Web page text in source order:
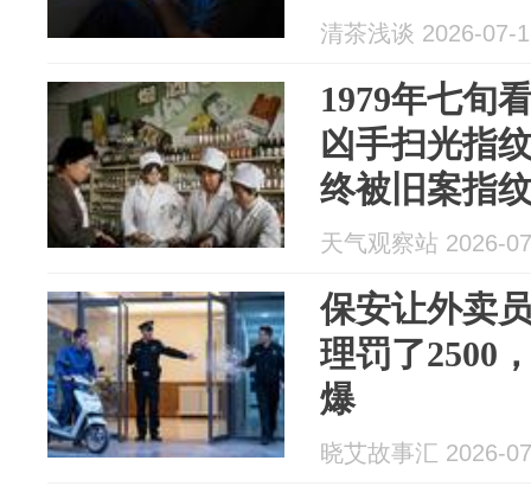
清茶浅谈 2026-07-
1979年七旬
凶手扫光指
终被旧案指
天气观察站 2026-
保安让外卖
理罚了2500
爆
晓艾故事汇 2026-